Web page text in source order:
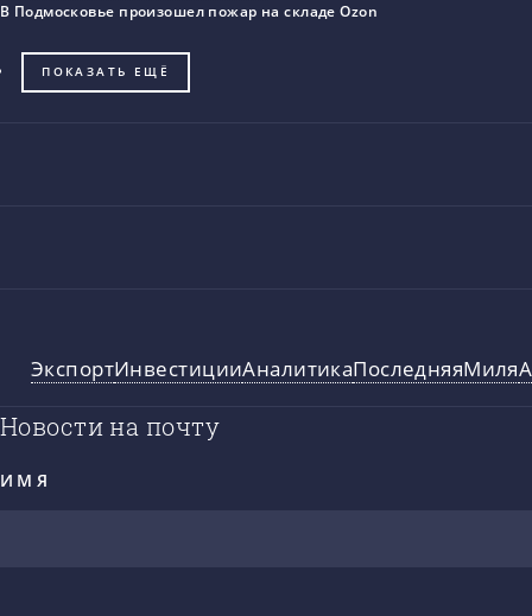
В Подмосковье произошел пожар на складе Ozon
ПОКАЗАТЬ ЕЩЁ
ЭкспортИнвестицииАналитикаПоследняяМиля
Новости на почту
ИМЯ